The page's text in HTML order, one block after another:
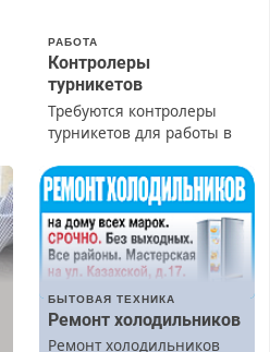
РАБОТА
Контролеры
турникетов
Требуются контролеры
турникетов для работы в
(мужчины, женщины).
Прием по ТК РФ. График
работы любой.
Бесплатное проживание.
З/п – до 96000 рублей до
Ежемесячно
выплачивается денежная
БЫТОВАЯ ТЕХНИКА
Ремонт холодильников
Ремонт холодильников